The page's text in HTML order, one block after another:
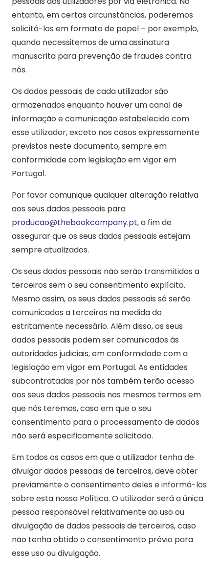
entanto, em certas circunstâncias, poderemos
solicitá-los em formato de papel – por exemplo,
quando necessitemos de uma assinatura
manuscrita para prevenção de fraudes contra
nós.
Os dados pessoais de cada utilizador são
armazenados enquanto houver um canal de
informação e comunicação estabelecido com
esse utilizador, exceto nos casos expressamente
previstos neste documento, sempre em
conformidade com legislação em vigor em
Portugal.
Por favor comunique qualquer alteração relativa
aos seus dados pessoais para
producao@thebookcompany.pt, a fim de
assegurar que os seus dados pessoais estejam
sempre atualizados.
Os seus dados pessoais não serão transmitidos a
terceiros sem o seu consentimento explícito.
Mesmo assim, os seus dados pessoais só serão
comunicados a terceiros na medida do
estritamente necessário. Além disso, os seus
dados pessoais podem ser comunicados às
autoridades judiciais, em conformidade com a
legislação em vigor em Portugal. As entidades
subcontratadas por nós também terão acesso
aos seus dados pessoais nos mesmos termos em
que nós teremos, caso em que o seu
consentimento para o processamento de dados
não será especificamente solicitado.
Em todos os casos em que o utilizador tenha de
divulgar dados pessoais de terceiros, deve obter
previamente o consentimento deles e informá-los
sobre esta nossa Política. O utilizador será a única
pessoa responsável relativamente ao uso ou
divulgação de dados pessoais de terceiros, caso
não tenha obtido o consentimento prévio para
esse uso ou divulgação.